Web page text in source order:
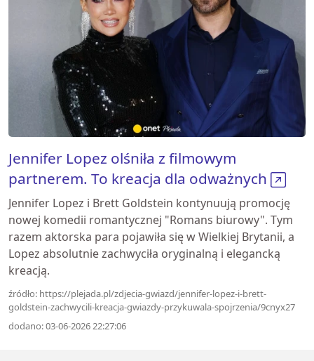
Jennifer Lopez olśniła z filmowym
partnerem. To kreacja dla odważnych
Jennifer Lopez i Brett Goldstein kontynuują promocję
nowej komedii romantycznej "Romans biurowy". Tym
razem aktorska para pojawiła się w Wielkiej Brytanii, a
Lopez absolutnie zachwyciła oryginalną i elegancką
kreacją.
źródło: https://plejada.pl/zdjecia-gwiazd/jennifer-lopez-i-brett-
goldstein-zachwycili-kreacja-gwiazdy-przykuwala-spojrzenia/9cnyx27
dodano: 03-06-2026 22:27:06